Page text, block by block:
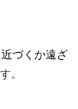
づくか遠ざ
。